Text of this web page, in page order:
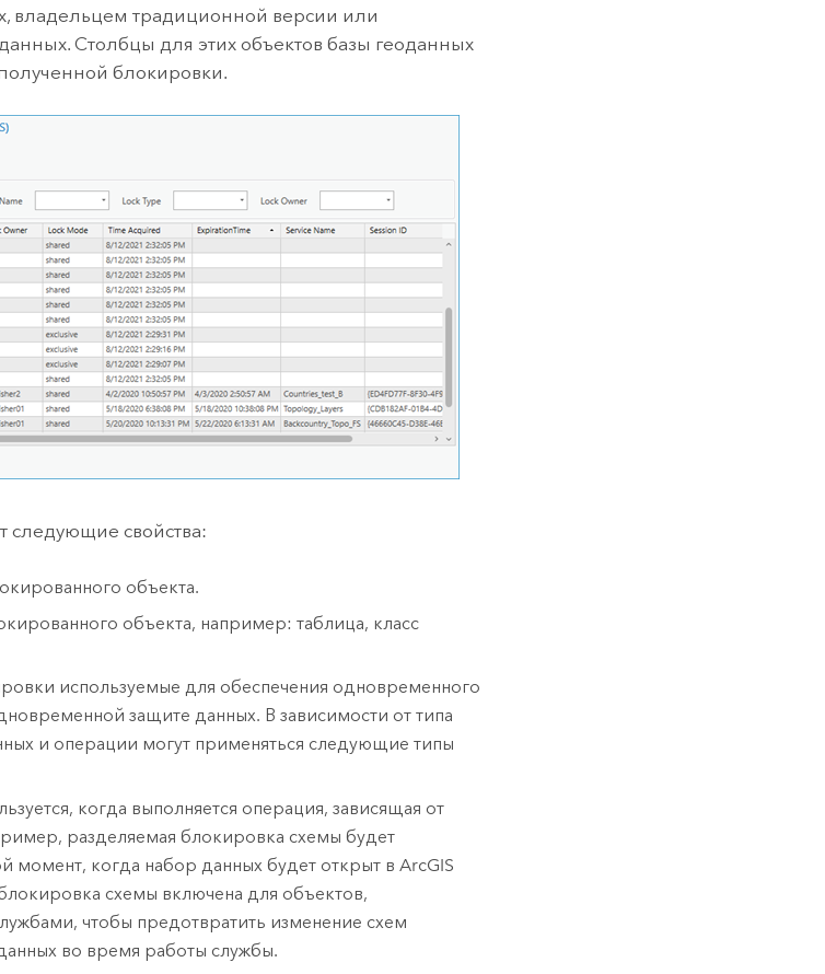
владельцем традиционной версии или
Столбцы для этих объектов базы геоданных
блокировки.
следующие свойства:
объекта.
объекта, например: таблица, класс
используемые для обеспечения одновременного
защите данных. В зависимости от типа
и операции могут применяться следующие типы
когда выполняется операция, зависящая от
разделяемая блокировка схемы будет
момент, когда набор данных будет открыт в ArcGIS
схемы включена для объектов,
чтобы предотвратить изменение схем
во время работы службы.